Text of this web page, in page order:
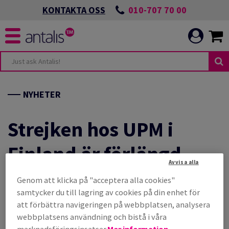
KONTAKTA OSS 010-707 70 00
OMSTÄLLNING
MILJÖARBETE
UTVECKLA
NYHETER
Strejken hos UPM i
Finland är förlängd
10 jan 2022 —
Dela
Skriv ut
Genom att klicka på "acceptera alla cookies"
samtycker du till lagring av cookies på din enhet för
att förbättra navigeringen på webbplatsen, analysera
webbplatsens användning och bistå i våra
Avvisa alla